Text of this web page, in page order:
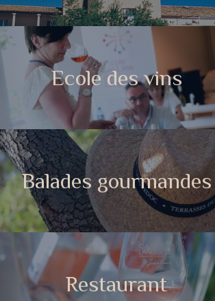
Ecole des vins
Balades gourmandes
Restaurant